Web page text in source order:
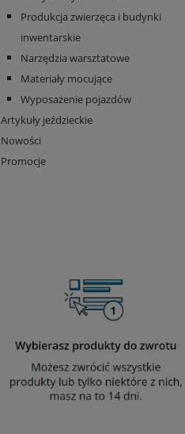
Produkcja zwierzęca i budynki
inwentarskie
Narzędzia warsztatowe
Materiały mocujące
Wyposażenie pojazdów
Artykuły jeździeckie
Nowości
Promocje